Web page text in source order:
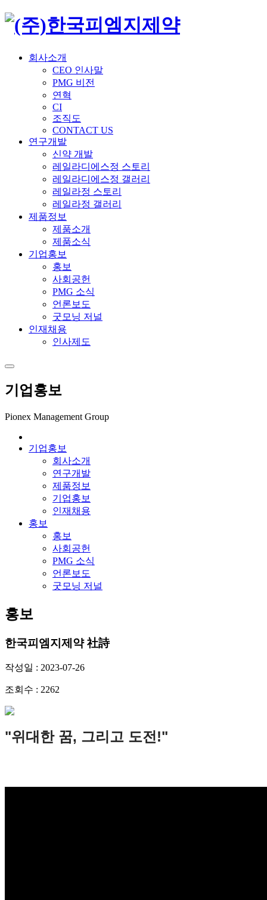
회사소개
CEO 인사말
PMG 비전
연혁
CI
조직도
CONTACT US
연구개발
신약 개발
레일라디에스정 스토리
레일라디에스정 갤러리
레일라정 스토리
레일라정 갤러리
제품정보
제품소개
제품소식
기업홍보
홍보
사회공헌
PMG 소식
언론보도
굿모닝 저널
인재채용
인사제도
기업홍보
Pionex Management Group
기업홍보
회사소개
연구개발
제품정보
기업홍보
인재채용
홍보
홍보
사회공헌
PMG 소식
언론보도
굿모닝 저널
홍보
한국피엠지제약 社詩
작성일 : 2023-07-26
조회수 : 2262
"위대한 꿈, 그리고 도전!"